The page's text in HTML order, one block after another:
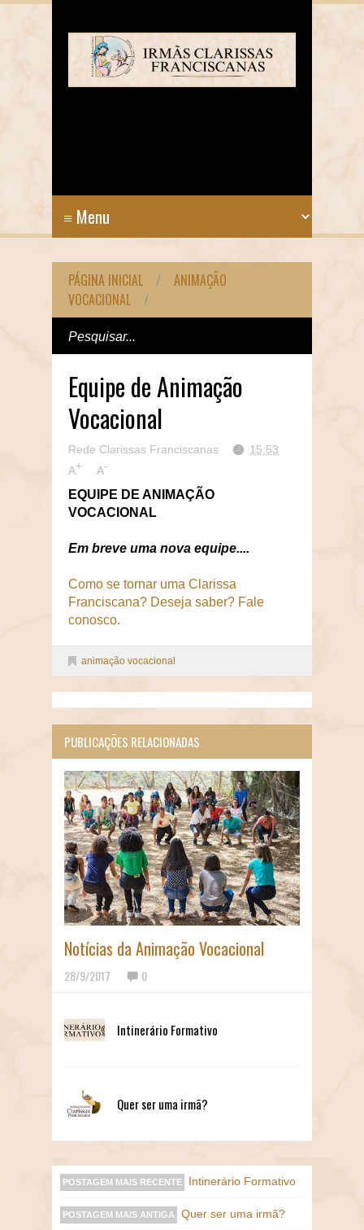
PÁGINA INICIAL /
ANIMAÇÃO
VOCACIONAL
/
Equipe de Animação
Vocacional
Rede Clarissas Franciscanas
15:53
A+ A-
EQUIPE DE ANIMAÇÃO
VOCACIONAL
Em breve uma nova equipe....
Como se tornar uma Clarissa
Franciscana? Deseja saber? Fale
conosco.
animação vocacional
PUBLICAÇÕES RELACIONADAS
Notícias da Animação Vocacional
28/9/2017 0
Intinerário Formativo
Quer ser uma irmã?
POSTAGEM MAIS RECENTE Intinerário Formativo
POSTAGEM MAIS ANTIGA Quer ser uma irmã?